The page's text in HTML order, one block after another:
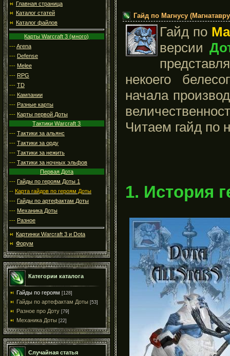
Главная страница
Каталог статей
Каталог файлов
Карты Warcraft 3 (много)
---Arena
--- Defense
--- Melee
--- RPG
--- TD
--- Кампании
--- Разные карты
--- Карты первой Доты
Тактики Warcraft 3
--- Тактики за альянс
--- Тактики за орду
--- Тактики за нежить
--- Тактики за ночных эльфов
Первая Дота
--- Гайды по героям Доты 1
-- Карта гайдов по героям Доты
--- Гайды по артефактам Доты
--- Механика Доты
--- Разное
Картинки Warcraft 3 и Dota
Форум
Категории каталога
Гайды по героям [128]
Гайды по артефактам Доты [53]
Разное про Доту [79]
Механика Доты [22]
Случайная статья
Гайд по Магнусу
Гайд по
версии
некоего
начала
Читаем гайд по
1. История